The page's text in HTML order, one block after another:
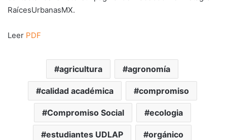
RaícesUrbanasMX.
Leer PDF
agricultura agronomía
calidad académica compromiso
Compromiso Social ecologia
estudiantes UDLAP orgánico